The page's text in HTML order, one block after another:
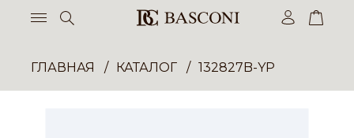
ГЛАВНАЯ КАТАЛОГ 132827B-YP